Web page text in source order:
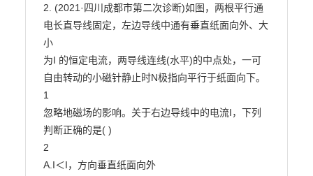
2. (2021·四川成都市第二次诊断)如图，两根平行通
电长直导线固定，左边导线中通有垂直纸面向外、大
小
为I 的恒定电流，两导线连线(水平)的中点处，一可
自由转动的小磁针静止时N极指向平行于纸面向下。
1
忽略地磁场的影响。关于右边导线中的电流I，下列
判断正确的是( )
2
A.I＜I，方向垂直纸面向外